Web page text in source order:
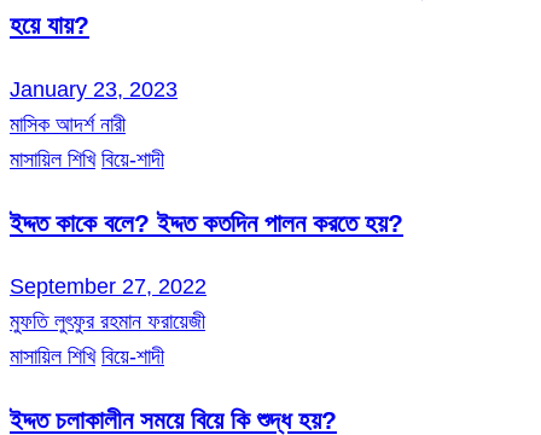
হয়ে যায়?
January 23, 2023
মাসিক আদর্শ নারী
মাসায়িল শিখি বিয়ে-শাদী
ইদ্দত কাকে বলে? ইদ্দত কতদিন পালন করতে হয়?
September 27, 2022
মুফতি লুৎফুর রহমান ফরায়েজী
মাসায়িল শিখি বিয়ে-শাদী
ইদ্দত চলাকালীন সময়ে বিয়ে কি শুদ্ধ হয়?